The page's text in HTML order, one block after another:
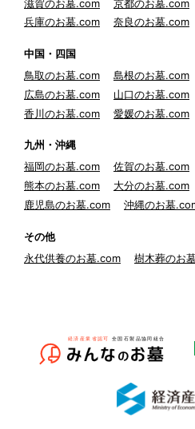
滋賀のお墓.com
京都のお墓.com
兵庫のお墓.com
奈良のお墓.com
中国・四国
鳥取のお墓.com
島根のお墓.com
広島のお墓.com
山口のお墓.com
香川のお墓.com
愛媛のお墓.com
九州・沖縄
福岡のお墓.com
佐賀のお墓.com
熊本のお墓.com
大分のお墓.com
鹿児島のお墓.com
沖縄のお墓
その他
永代供養のお墓.com
樹木葬のお